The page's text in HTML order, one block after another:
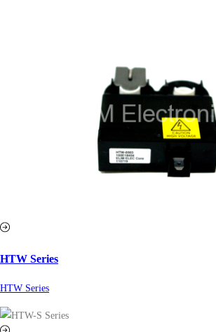
HTW Series
HTW Series